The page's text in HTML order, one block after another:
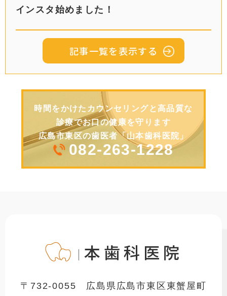
インスタ始めました！
記事一覧を表示する
時間をかけたカウンセリングと高品質な
診療でお口の健康を守ります
広島市東区の歯医者「山本歯科医院」
082-263-1228
山本歯科医院
〒732-0055 広島県広島市東区東蟹屋町